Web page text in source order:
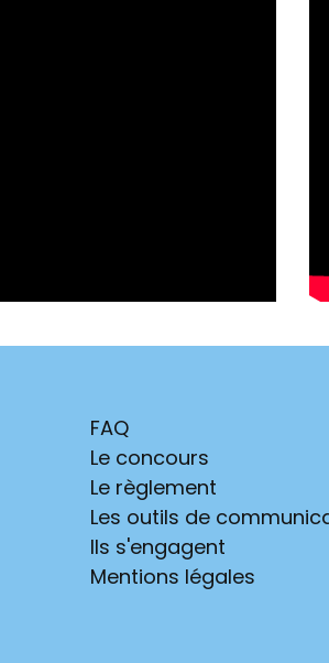
FAQ
Le concours
Le règlement
Les outils de
Ils s'engagent
Mentions légales